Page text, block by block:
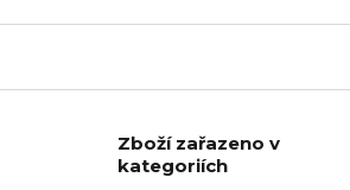
Zboží zařazeno v
kategoriích